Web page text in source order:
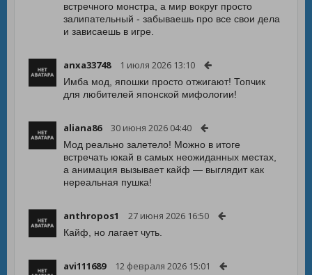
встречного монстра, а мир вокруг просто
залипательный - забываешь про все свои дела
и зависаешь в игре.
anxa33748 1 июля 2026 13:10
Имба мод, япошки просто отжигают! Топчик
для любителей японской мифологии!
aliana86 30 июня 2026 04:40
Мод реально залетело! Можно в итоге
встречать юкай в самых неожиданных местах,
а анимация вызывает кайф — выглядит как
нереальная пушка!
anthropos1 27 июня 2026 16:50
Кайф, но лагает чуть.
avi111689 12 февраля 2026 15:01